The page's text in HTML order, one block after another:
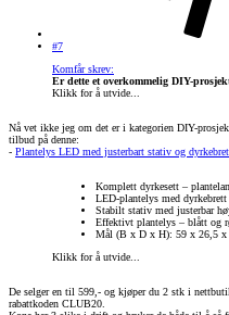
#7
Komfår skrev:
Er dette et overkommelig DIY-
Klikk for å utvide...
Nå vet ikke jeg om det er i kategorien DIY-
tilbud på denne:
- Plantelys LED med justerbart stativ og
Komplett dyrkesett –
LED-plantelys med
Stabilt stativ med justerbar
Effektivt plantelys – blått og
Mål (B x D x H): 59 x 26,5 x
Klikk for å utvide...
De selger en til 599,- og kjøper du 2 stk i
rabattkoden CLUB20.